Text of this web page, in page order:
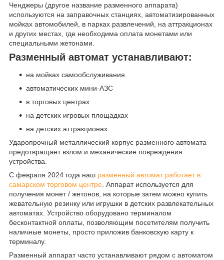
Ченджеры (другое название разменного аппарата)
используются на заправочных станциях, автоматизированных
мойках автомобилей, в парках развлечений, на аттракционах
и других местах, где необходима оплата монетами или
специальными жетонами.
Разменный автомат устанавливают:
на мойках самообслуживания
автоматических мини-АЗС
в торговых центрах
на детских игровых площадках
на детских аттракционах
Ударопрочный металлический корпус разменного автомата
предотвращает взлом и механические повреждения
устройства.
С февраля 2024 года наш разменный автомат работает в
самарском торговом центре. Аппарат используется для
получения монет / жетонов, на которые затем можно купить
жевательную резинку или игрушки в детских развлекательных
автоматах. Устройство оборудовано терминалом
бесконтактной оплаты, позволяющим посетителям получить
наличные монеты, просто приложив банковскую карту к
терминалу.
Разменный аппарат часто устанавливают рядом с автоматом